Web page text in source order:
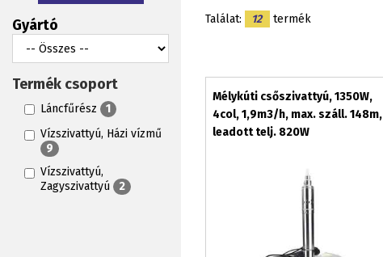
Gyártó
Termék csoport
Láncfűrész
1
Vízszivattyú, Házi vízmű
9
Vízszivattyú,
Zagyszivattyú
2
Találat: 12 termék
Mélykúti csőszivattyú, 1350W,
4col, 1,9m3/h, max. száll. 148m,
leadott telj. 820W